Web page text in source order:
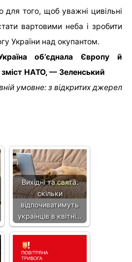
для того, щоб уважні цивільні
вартовими неба і зробити
України над окупантом.
об’єднала Європу й
зміст НАТО, — Зеленський
умовне: з відкритих джерел
Вихідні та свята:
скільки
відпочиватимуть
українців в квітні…